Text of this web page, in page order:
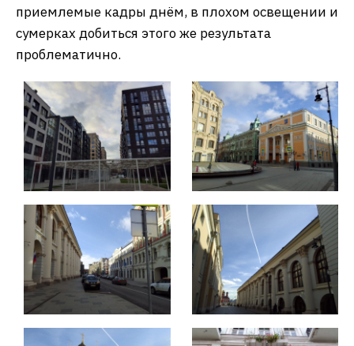
приемлемые кадры днём, в плохом освещении и
сумерках добиться этого же результата
проблематично.